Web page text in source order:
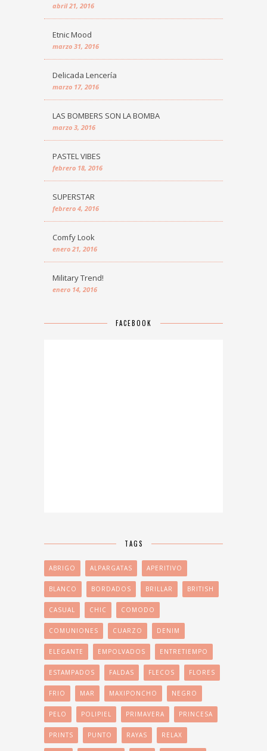
abril 21, 2016
Etnic Mood
marzo 31, 2016
Delicada Lencería
marzo 17, 2016
LAS BOMBERS SON LA BOMBA
marzo 3, 2016
PASTEL VIBES
febrero 18, 2016
SUPERSTAR
febrero 4, 2016
Comfy Look
enero 21, 2016
Military Trend!
enero 14, 2016
FACEBOOK
TAGS
ABRIGO ALPARGATAS APERITIVO
BLANCO BORDADOS BRILLAR BRITISH
CASUAL CHIC COMODO
COMUNIONES CUARZO DENIM
ELEGANTE EMPOLVADOS ENTRETIEMPO
ESTAMPADOS FALDAS FLECOS FLORES
FRIO MAR MAXIPONCHO NEGRO
PELO POLIPIEL PRIMAVERA PRINCESA
PRINTS PUNTO RAYAS RELAX